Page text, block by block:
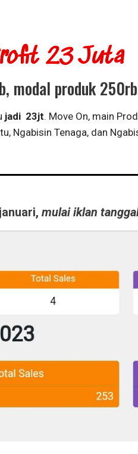
23 Juta
modal produk
jadi 23jt. Move On, main
Ngabisin Tenaga, dan
mulai iklan